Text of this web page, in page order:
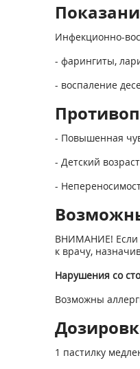
Инфекционно-
- фарингиты,
- воспаление
- Повышенная
- Детский
-
ВНИМАНИЕ! Если
к врачу,
Нарушения со
Возможны
1 пастилку